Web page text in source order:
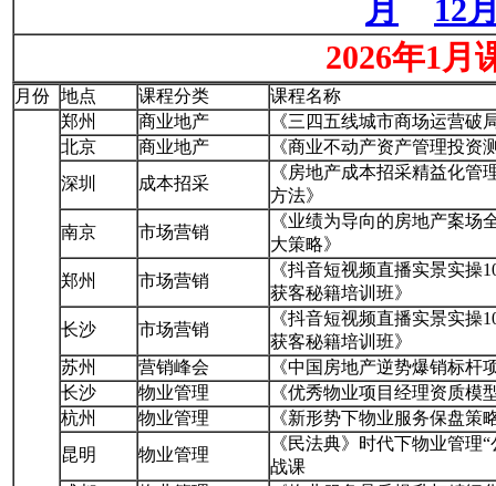
月
12
2026年1月
月份 地点 课程分类 课程名称
郑州 商业地产
《三四五线城市商场运营破
北京
商业地产
《商业不动产资产管理投资
深圳
成本招采
《房地产成本招采精益化管
方法》
南京
市场营销
《业绩为导向的房地产案场
大策略》
郑州
市场营销
《抖音短视频直播实景实操
获客秘籍培训班》
长沙
市场营销
《抖音短视频直播实景实操
获客秘籍培训班》
苏州
营销峰会
《中国房地产逆势爆销标杆
长沙
物业管理
《优秀物业项目经理资质模
杭州
物业管理
《新形势下物业服务保盘策
昆明
物业管理
《民法典》时代下物业管理
战课